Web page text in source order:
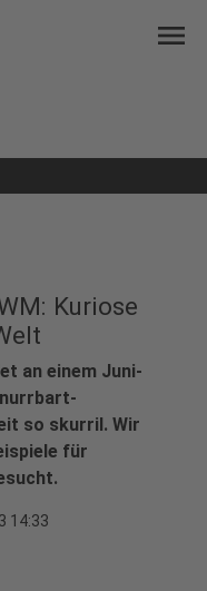
menu
Kuriose
an einem Juni-
so skurril. Wir
für
14:33